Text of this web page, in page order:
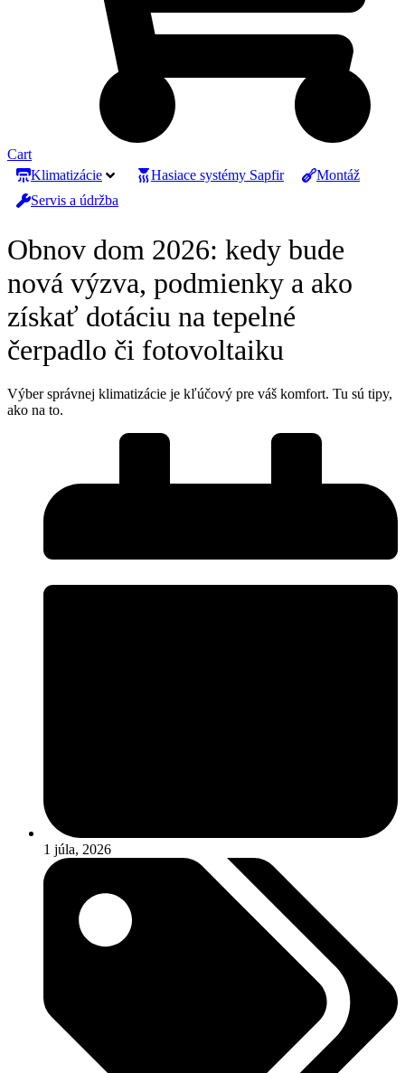
Cart
Klimatizácie
Hasiace systémy Sapfir
Montáž
Servis a údržba
Obnov dom 2026: kedy bude
nová výzva, podmienky a ako
získať dotáciu na tepelné
čerpadlo či fotovoltaiku
Výber správnej klimatizácie je kľúčový pre váš komfort. Tu sú tipy,
ako na to.
1 júla, 2026